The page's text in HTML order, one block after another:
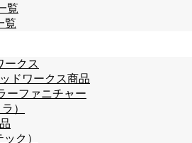
覧
覧
ークス
ドワークス商品
ーファニチャー
）
ク）